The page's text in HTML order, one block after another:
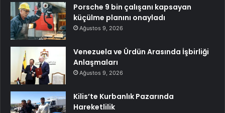
Porsche 9 bin çalışanı kapsayan
küçülme planını onayladı
Ağustos 9, 2026
Venezuela ve Ürdün Arasında İşbirliği
Anlaşmaları
Ağustos 9, 2026
Kilis’te Kurbanlık Pazarında
Hareketlilik